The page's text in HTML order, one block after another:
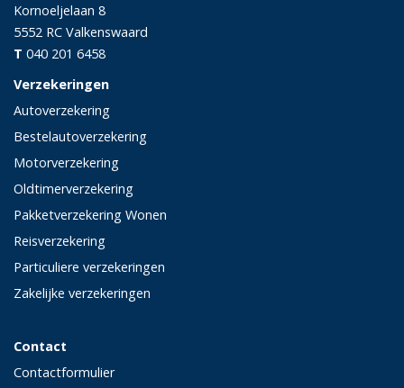
Kornoeljelaan 8
5552 RC Valkenswaard
T 040 201 6458
Verzekeringen
Autoverzekering
Bestelautoverzekering
Motorverzekering
Oldtimerverzekering
Pakketverzekering Wonen
Reisverzekering
Particuliere verzekeringen
Zakelijke verzekeringen
Contact
Contactformulier